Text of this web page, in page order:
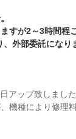
すが2～3時間程
外部委託になり
アップ致しました
機種により修理